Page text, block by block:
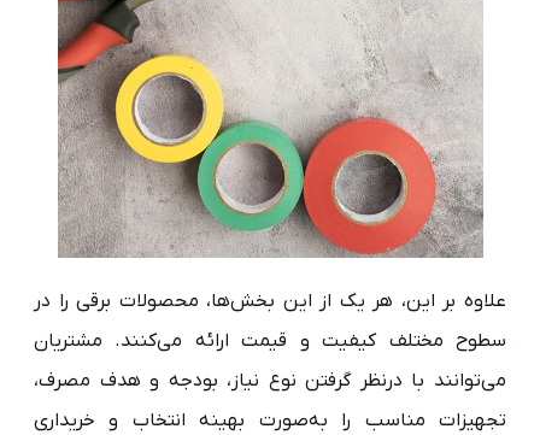
علاوه بر این، هر یک از این بخش‌ها، محصولات برقی را در
سطوح مختلف کیفیت و قیمت ارائه می‌کنند. مشتریان
می‌توانند با درنظر گرفتن نوع نیاز، بودجه و هدف مصرف،
تجهیزات مناسب را به‌صورت بهینه انتخاب و خریداری